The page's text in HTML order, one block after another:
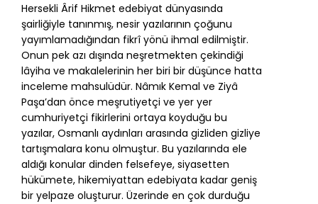
Hersekli Ârif Hikmet edebiyat dünyasında
şairliğiyle tanınmış, nesir yazılarının çoğunu
yayımlamadığından fikrî yönü ihmal edilmiştir.
Onun pek azı dışında neşretmekten çekindiği
lâyiha ve makalelerinin her biri bir düşünce hatta
inceleme mahsulüdür. Nâmık Kemal ve Ziyâ
Paşa’dan önce meşrutiyetçi ve yer yer
cumhuriyetçi fikirlerini ortaya koyduğu bu
yazılar, Osmanlı aydınları arasında gizliden gizliye
tartışmalara konu olmuştur. Bu yazılarında ele
aldığı konular dinden felsefeye, siyasetten
hükümete, hikemiyattan edebiyata kadar geniş
bir yelpaze oluşturur. Üzerinde en çok durduğu